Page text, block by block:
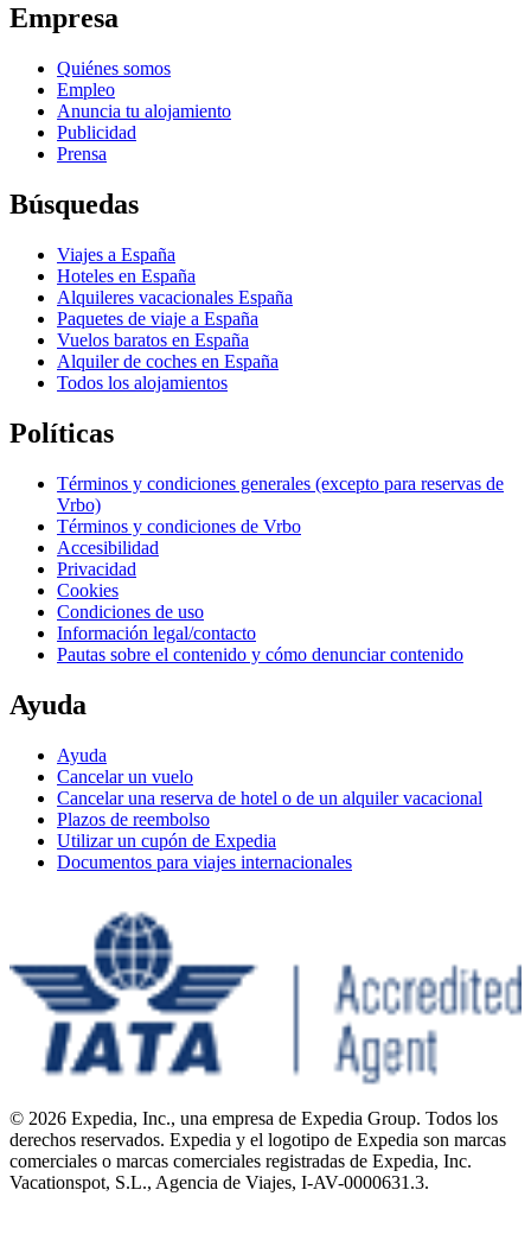
Empresa
Quiénes somos
Empleo
Anuncia tu alojamiento
Publicidad
Prensa
Búsquedas
Viajes a España
Hoteles en España
Alquileres vacacionales España
Paquetes de viaje a España
Vuelos baratos en España
Alquiler de coches en España
Todos los alojamientos
Políticas
Términos y condiciones generales (excepto para reservas de
Vrbo)
Términos y condiciones de Vrbo
Accesibilidad
Privacidad
Cookies
Condiciones de uso
Información legal/contacto
Pautas sobre el contenido y cómo denunciar contenido
Ayuda
Ayuda
Cancelar un vuelo
Cancelar una reserva de hotel o de un alquiler vacacional
Plazos de reembolso
Utilizar un cupón de Expedia
Documentos para viajes internacionales
© 2026 Expedia, Inc., una empresa de Expedia Group. Todos los
derechos reservados. Expedia y el logotipo de Expedia son marcas
comerciales o marcas comerciales registradas de Expedia, Inc.
Vacationspot, S.L., Agencia de Viajes, I-AV-0000631.3.